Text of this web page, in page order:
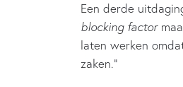
Een derde
blocking factor
laten werken
zaken.”